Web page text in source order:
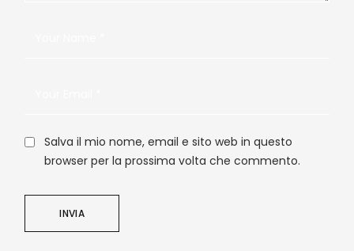
Salva il mio nome, email e sito web in questo
browser per la prossima volta che commento.
INVIA